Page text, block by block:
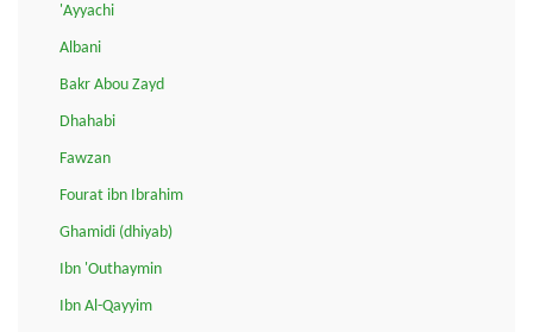
'Ayyachi
Albani
Bakr Abou Zayd
Dhahabi
Fawzan
Fourat ibn Ibrahim
Ghamidi (dhiyab)
Ibn 'Outhaymin
Ibn Al-Qayyim